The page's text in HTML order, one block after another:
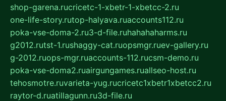
shop-garena.rucricetc-1-xbetr-1-xbetcc-2.ru
one-life-story.rutop-halyava.ruaccounts112.ru
poka-vse-doma-2.ru3-d-file.ruhahahaharms.ru
g2012.rutst-1.rushaggy-cat.ruopsmgr.ruev-gallery.ru
g-2012.ruops-mgr.ruaccounts-112.rucsm-demo.ru
poka-vse-doma2.ruairgungames.ruallseo-host.ru
tehosmotre.ruvarieta-yug.rucricetc1xbetr1xbetcc2.ru
raytor-d.ruatillagunn.ru3d-file.ru